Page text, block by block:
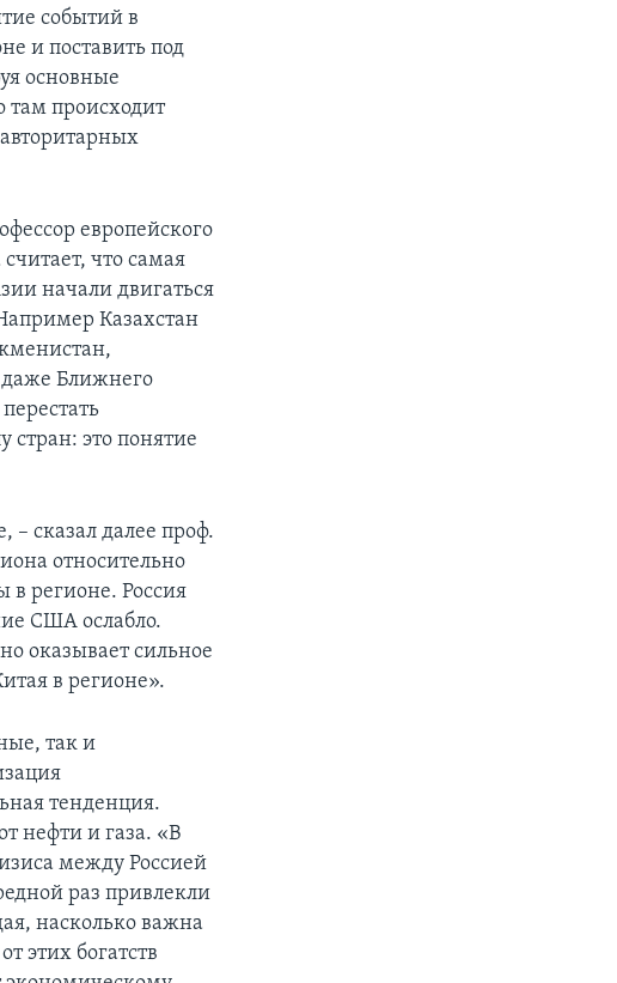
событий в
и поставить под
основные
там происходит
европейского
что самая
начали двигаться
Казахстан
Ближнего
это понятие
сказал далее проф.
относительно
в регионе. Россия
США ослабло.
оказывает сильное
в регионе».
так и
тенденция.
нефти и газа. «В
между Россией
раз привлекли
насколько важна
этих богатств